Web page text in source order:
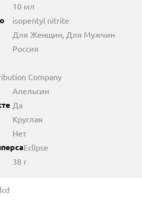
10 мл
isopentyl nitrite
Для Женщин, Для Мужчин
Россия
Company
Апельсин
Да
Круглая
Нет
Eclipse
38 г